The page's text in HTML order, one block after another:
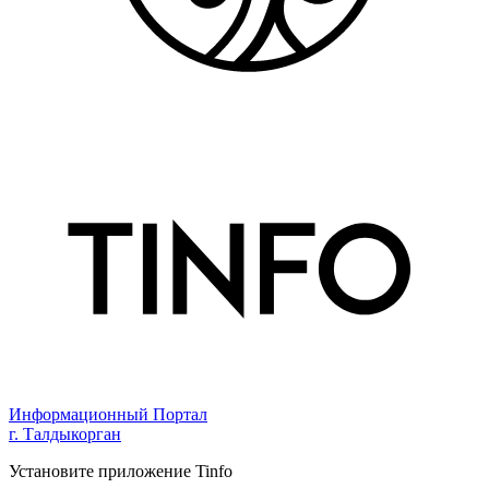
Информационный Портал
г. Талдыкорган
Установите приложение Tinfo